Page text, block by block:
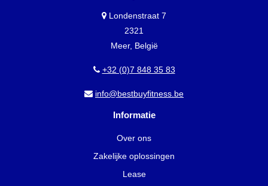
Londenstraat 7
2321
Meer, België
+32 (0)7 848 35 83
info@bestbuyfitness.be
Informatie
Over ons
Zakelijke oplossingen
Lease